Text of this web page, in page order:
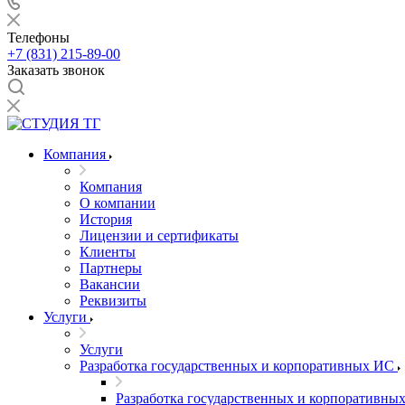
Телефоны
+7 (831) 215-89-00
Заказать звонок
Компания
Компания
О компании
История
Лицензии и сертификаты
Клиенты
Партнеры
Вакансии
Реквизиты
Услуги
Услуги
Разработка государственных и корпоративных ИС
Разработка государственных и